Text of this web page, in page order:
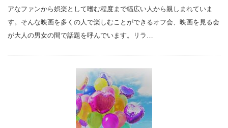
アなファンから娯楽として嗜む程度まで幅広い人から親しまれていま
す。そんな映画を多くの人で楽しむことができるオフ会、映画を見る会
が大人の男女の間で話題を呼んでいます。リラ…